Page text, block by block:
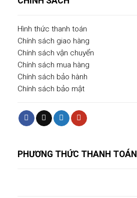
Hình thức thanh toán
Chính sách giao hàng
Chính sách vận chuyển
Chính sách mua hàng
Chính sách bảo hành
Chính sách bảo mật
PHƯƠNG THỨC THANH TOÁN